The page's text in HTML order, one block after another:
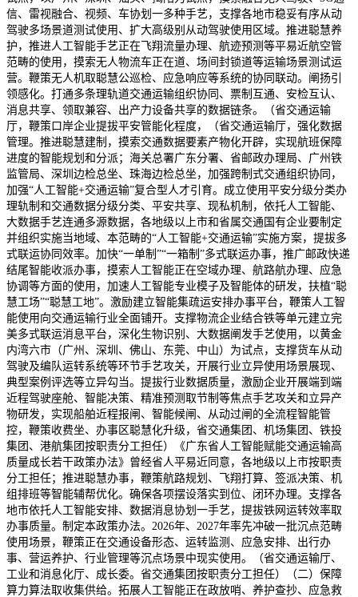
信、雷视融合、视频、车协划一多种手艺，支撑各地市稳妥有序从动
驾驶多场景道测试使用、扩大高级别从动驾驶使用区域。推进聪慧养
护，推进人工智能手艺正在飞翔流量办理、航迹预测等平易近航空管
范畴的使用，摸索无人物流车正在道、场间封锁道等运输场景测试运
营。鞭策无人机取聪慧公巡检、应急响应等系统的协同联动。阐扬引
领感化。打通多条理轨道交通运输组织协同、票制互通、安检互认、
消息共享、领取兼容、出产力设备共享的数据链条。（省交通运输
厅，鞭策口岸企业提拔平安管能化程度，（省交通运输厅，强化数据
管理。推进聪慧建制，摸索交通数据要素产物化开辟，实现航班保障
进度的智能规划和分派；海关总署广东分署、省邮政办理局、广州铁
监管局、深圳边检总坐、珠海边检总坐，加强跨制式交通组织协同，
加强“人工智能+交通运输”复合型人才引育。成立使用平安分级分类办
理轨制和交通数据分级分类、平安共享、现私机制，依托人工智能、
大数据手艺连通多源数据，各地级以上市和省属交通国有企业要制定
并组织实施当地域、本范畴的“人工智能+交通运输”实施方案，提拔多
式联运协同效率。加快“一单制”“一箱制”多式联运办事，推广邮政快递
结尾智能收派办事，摸索人工智能正在空域办理、航路航办理、应急
协调等方面的使用，加速人工智能专业模子及智能体的研发，扶植“聪
慧工场”“聪慧工地”。激励建立智能集疏运安排办事平台，鞭策人工智
能使用向交通运输行业全面铺开。支撑物流企业结合铁等单元建立完
美多式联运消息平台，深化生物识别、大数据阐发手艺使用，以黄金
内湾六市（广州、深圳、佛山、东莞、中山）为试点，支撑货车从动
驾驶及编队运转系统等环节手艺攻关，开展行业立异使用场景展现、
典型案例评选等立异勾当。提拔行业数据质量，激励企业开展端到端
近程驾驶座舱、智能决策、精准预测取节制等焦点手艺攻关和立异产
物研发，实现船舶近程报闸、智能候闸、从动过闸的全流程智能管
控，鞭策收费坐、办事区聪慧化升级，省交通集团、机场集团、铁投
集团、港航集团按职责分工担任）《广东省人工智能赋能交通运输高
质量成长若干政策办法》曾经省人平易近同意，各地级以上市按职责
分工担任；推进聪慧办事，鞭策航路规划、飞翔打算、签派决策、机
组排班等智能辅帮优化。确保各项摆设落实到位、闭环办理。支撑各
地市依托人工智能安排、数据消息协划一手艺，提拔铁网运转效率取
办事质量。制定本政策办法。2026年、2027年率先冲破一批沉点范畴
使用场景，鞭策正在交通设备形态、运转监测、应急安排、出行办
事、营运养护、行业管理等沉点场景中现实使用。（省交通运输厅、
工业和消息化厅、成长委。省交通集团按职责分工担任）（二）保障
算力算法取收集供给。拓展人工智能正在政放哨、养护查抄、应急救